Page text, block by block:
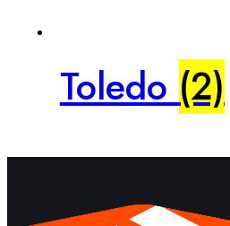
Toledo(2)